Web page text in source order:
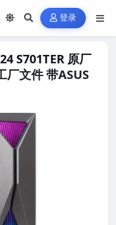
登录
S701TER 原厂
厂文件 带ASUS